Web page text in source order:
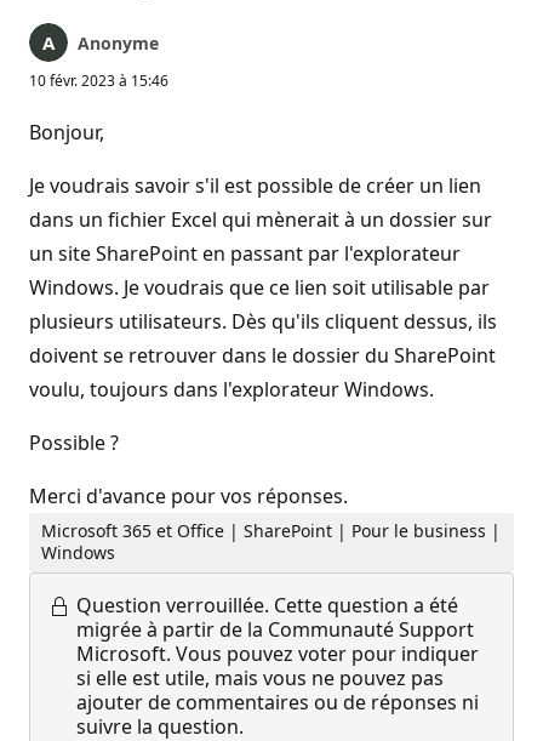
Anonyme
10 févr. 2023 à 15:46
Bonjour,
Je voudrais savoir s'il est possible de créer un lien
dans un fichier Excel qui mènerait à un dossier sur
un site SharePoint en passant par l'explorateur
Windows. Je voudrais que ce lien soit utilisable par
plusieurs utilisateurs. Dès qu'ils cliquent dessus, ils
doivent se retrouver dans le dossier du SharePoint
voulu, toujours dans l'explorateur Windows.
Possible ?
Merci d'avance pour vos réponses.
Microsoft 365 et Office | SharePoint | Pour le business |
Windows
Question verrouillée. Cette question a été
migrée à partir de la Communauté Support
Microsoft. Vous pouvez voter pour indiquer
si elle est utile, mais vous ne pouvez pas
ajouter de commentaires ou de réponses ni
suivre la question.